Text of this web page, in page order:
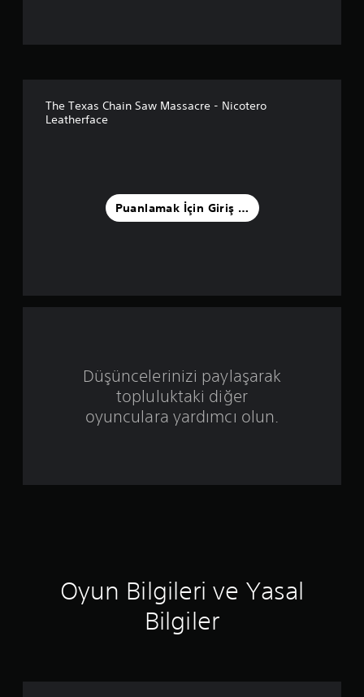
a
m
z
n
6
The Texas Chain Saw Massacre - Nicotero
Leatherface
Puanlamak İçin Giriş Yapın
Düşüncelerinizi paylaşarak
topluluktaki diğer
oyunculara yardımcı olun.
Oyun Bilgileri ve Yasal
Bilgiler